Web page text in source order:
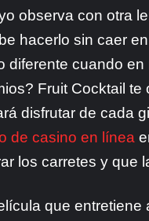
observa con otra
hacerlo sin caer
diferente cuando
Fruit Cocktail
disfrutar de cada
de casino en línea
los carretes y que
que